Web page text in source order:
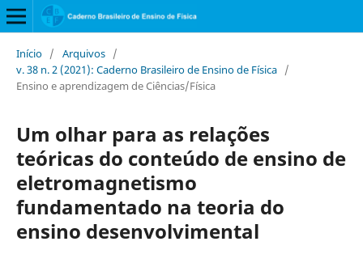
Início / Arquivos /
v. 38 n. 2 (2021): Caderno Brasileiro de Ensino de Física /
Ensino e aprendizagem de Ciências/Física
Um olhar para as relações
teóricas do conteúdo de ensino de
eletromagnetismo
fundamentado na teoria do
ensino desenvolvimental